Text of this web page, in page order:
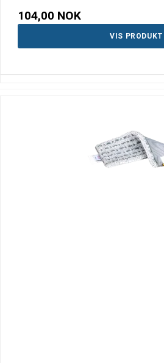
104,00 NOK
VIS PRODUKT